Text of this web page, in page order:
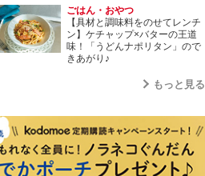
ごはん・おやつ
【具材と調味料をのせてレンチ
ン】ケチャップ×バターの王道
味！「うどんナポリタン」ので
きあがり♪
もっと見る